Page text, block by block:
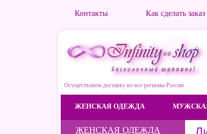
Контакты Как сделать заказ
Осуществляем доставку во все регионы России
ЖЕНСКАЯ ОДЕЖДА
ЖЕНСКАЯ ОДЕЖДА